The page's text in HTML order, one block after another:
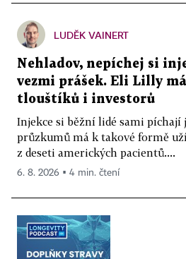
LUDĚK VAINERT
Nehladov, nepíchej si
vezmi prášek. Eli Lilly
tlouštíků i investorů
Injekce si běžní lidé sami píchají
průzkumů má k takové formě
z deseti amerických pacientů....
6. 8. 2026 ▪ 4 min. čtení